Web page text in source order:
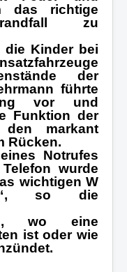
das richtige
zu
die Kinder bei
der
führte
vor und
Funktion der
den markant
Rücken.
Notrufes
wurde
wichtigen W
so die
wo eine
ist oder wie